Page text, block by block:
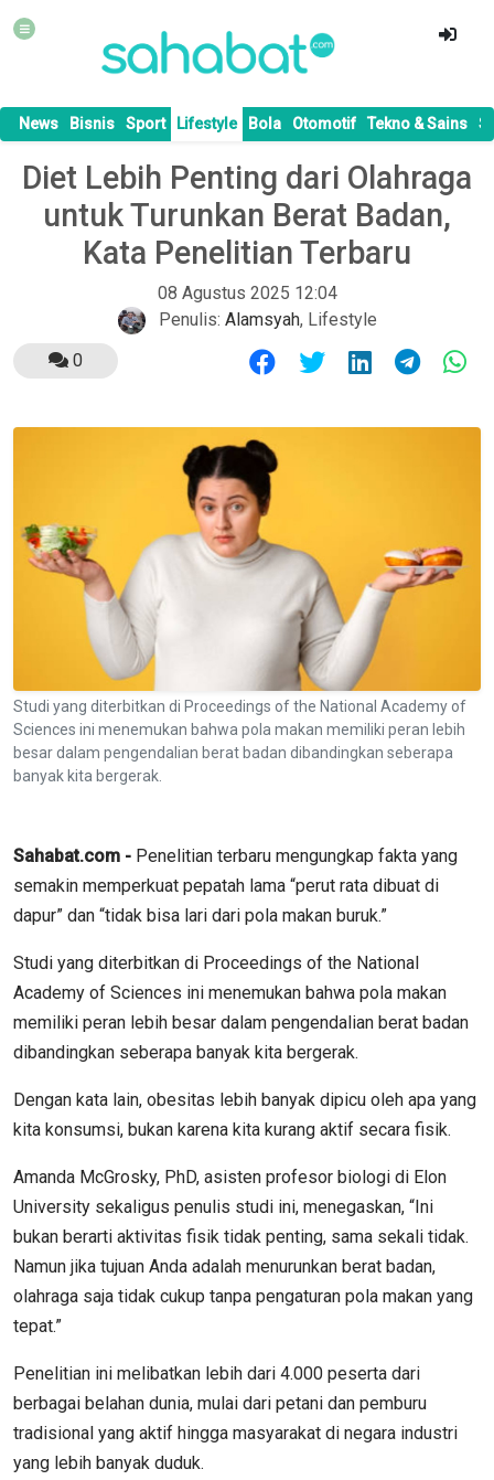
News Bisnis Sport Lifestyle Bola Otomotif Tekno & Sains
Diet Lebih Penting dari Olahraga
untuk Turunkan Berat Badan,
Kata Penelitian Terbaru
08 Agustus 2025 12:04
Penulis: Alamsyah, Lifestyle
0
Studi yang diterbitkan di Proceedings of the National Academy of
Sciences ini menemukan bahwa pola makan memiliki peran lebih
besar dalam pengendalian berat badan dibandingkan seberapa
banyak kita bergerak.
Sahabat.com - Penelitian terbaru mengungkap fakta yang
semakin memperkuat pepatah lama “perut rata dibuat di
dapur” dan “tidak bisa lari dari pola makan buruk.”
Studi yang diterbitkan di Proceedings of the National
Academy of Sciences ini menemukan bahwa pola makan
memiliki peran lebih besar dalam pengendalian berat badan
dibandingkan seberapa banyak kita bergerak.
Dengan kata lain, obesitas lebih banyak dipicu oleh apa yang
kita konsumsi, bukan karena kita kurang aktif secara fisik.
Amanda McGrosky, PhD, asisten profesor biologi di Elon
University sekaligus penulis studi ini, menegaskan, “Ini
bukan berarti aktivitas fisik tidak penting, sama sekali tidak.
Namun jika tujuan Anda adalah menurunkan berat badan,
olahraga saja tidak cukup tanpa pengaturan pola makan yang
tepat.”
Penelitian ini melibatkan lebih dari 4.000 peserta dari
berbagai belahan dunia, mulai dari petani dan pemburu
tradisional yang aktif hingga masyarakat di negara industri
yang lebih banyak duduk.